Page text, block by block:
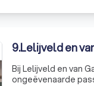
9.Lelijveld en
Bij Lelijveld en van
ongeëvenaarde